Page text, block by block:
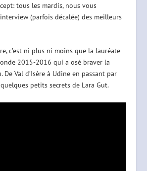
tous les mardis, nous vous
(parfois décalée) des meilleurs
c’est ni plus ni moins que la lauréate
2015-2016 qui a osé braver la
De Val d’Isère à Udine en passant par
petits secrets de Lara Gut.